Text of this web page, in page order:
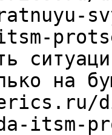
на
itsm-